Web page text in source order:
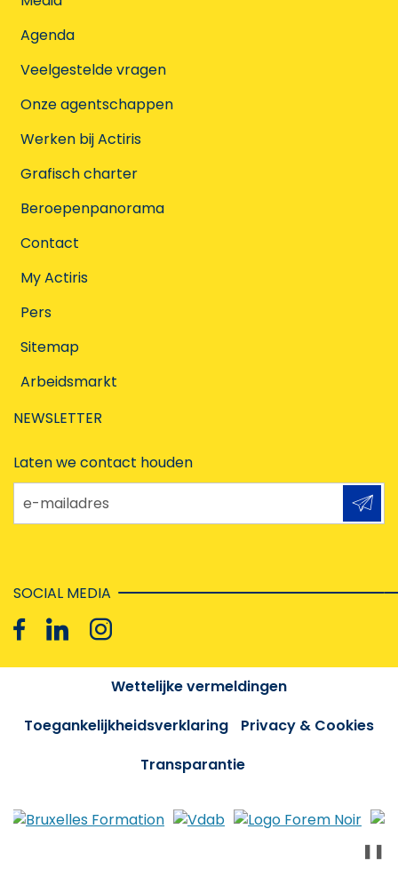
Agenda
Veelgestelde vragen
Onze agentschappen
Werken bij Actiris
Grafisch charter
Beroepenpanorama
Contact
My Actiris
Pers
Sitemap
Arbeidsmarkt
NEWSLETTER
Laten we contact houden
e-mailadres
SOCIAL MEDIA
Wettelijke vermeldingen
Toegankelijkheidsverklaring
Privacy & Cookies
Transparantie
❚❚